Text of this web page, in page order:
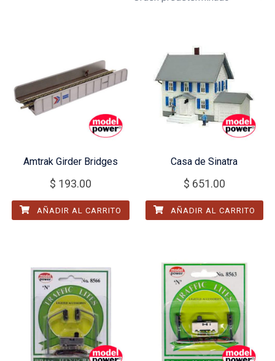
Amtrak Girder Bridges
$ 193.00
AÑADIR AL CARRITO
Casa de Sinatra
$ 651.00
AÑADIR AL CARRITO